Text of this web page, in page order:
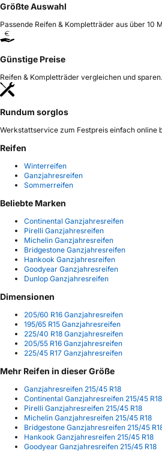
Größte Auswahl
Passende Reifen & Kompletträder aus über 10
Günstige Preise
Reifen & Kompletträder vergleichen und sparen.
Rundum sorglos
Werkstattservice zum Festpreis einfach online
Reifen
Winterreifen
Ganzjahresreifen
Sommerreifen
Beliebte Marken
Continental Ganzjahresreifen
Pirelli Ganzjahresreifen
Michelin Ganzjahresreifen
Bridgestone Ganzjahresreifen
Hankook Ganzjahresreifen
Goodyear Ganzjahresreifen
Dunlop Ganzjahresreifen
Dimensionen
205/60 R16 Ganzjahresreifen
195/65 R15 Ganzjahresreifen
225/40 R18 Ganzjahresreifen
205/55 R16 Ganzjahresreifen
225/45 R17 Ganzjahresreifen
Mehr Reifen in dieser Größe
Ganzjahresreifen 215/45 R18
Continental Ganzjahresreifen 215/45 R18
Pirelli Ganzjahresreifen 215/45 R18
Michelin Ganzjahresreifen 215/45 R18
Bridgestone Ganzjahresreifen 215/45
Hankook Ganzjahresreifen 215/45 R18
Goodyear Ganzjahresreifen 215/45 R18